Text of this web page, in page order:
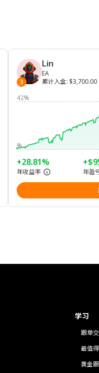
3
Lin
EA
累计入金: $3,700.00
42%
%
+28.81%
年收益率 年盈
学习
跟单
最值
黄金